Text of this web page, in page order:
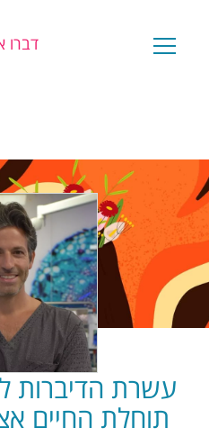
דברו
יש לכם
עשרת הדיברות
תוחלת החיים